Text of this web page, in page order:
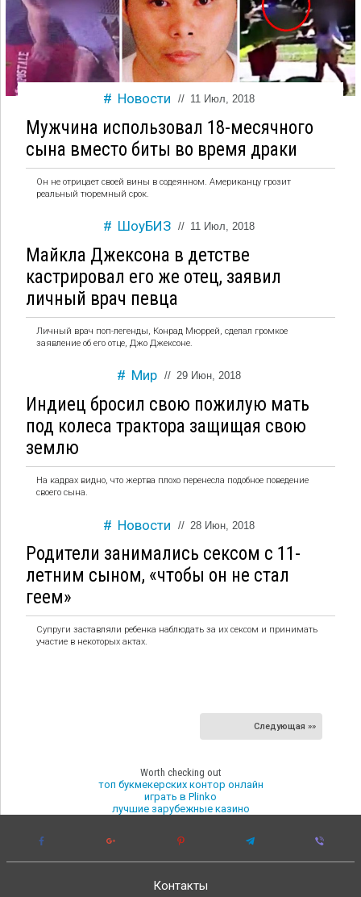
Новости // 11 Июл, 2018
Мужчина использовал 18-месячного
сына вместо биты во время драки
Он не отрицает своей вины в содеянном. Американцу грозит
реальный тюремный срок.
ШоуБИЗ // 11 Июл, 2018
Майкла Джексона в детстве
кастрировал его же отец, заявил
личный врач певца
Личный врач поп-легенды, Конрад Мюррей, сделал громкое
заявление об его отце, Джо Джексоне.
Мир // 29 Июн, 2018
Индиец бросил свою пожилую мать
под колеса трактора защищая свою
землю
На кадрах видно, что жертва плохо перенесла подобное поведение
своего сына.
Новости // 28 Июн, 2018
Родители занимались сексом с 11-
летним сыном, «чтобы он не стал
геем»
Супруги заставляли ребенка наблюдать за их сексом и принимать
участие в некоторых актах.
Следующая »»
Worth checking out
топ букмекерских контор онлайн
играть в Plinko
лучшие зарубежные казино
Контакты